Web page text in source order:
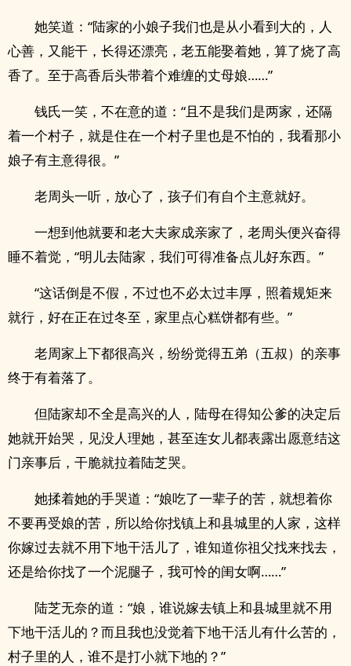
她笑道：“陆家的小娘子我们也是从小看到大的，人
心善，又能干，长得还漂亮，老五能娶着她，算了烧了高
香了。至于高香后头带着个难缠的丈母娘……”
钱氏一笑，不在意的道：“且不是我们是两家，还隔
着一个村子，就是住在一个村子里也是不怕的，我看那小
娘子有主意得很。”
老周头一听，放心了，孩子们有自个主意就好。
一想到他就要和老大夫家成亲家了，老周头便兴奋得
睡不着觉，“明儿去陆家，我们可得准备点儿好东西。”
“这话倒是不假，不过也不必太过丰厚，照着规矩来
就行，好在正在过冬至，家里点心糕饼都有些。”
老周家上下都很高兴，纷纷觉得五弟（五叔）的亲事
终于有着落了。
但陆家却不全是高兴的人，陆母在得知公爹的决定后
她就开始哭，见没人理她，甚至连女儿都表露出愿意结这
门亲事后，干脆就拉着陆芝哭。
她揉着她的手哭道：“娘吃了一辈子的苦，就想着你
不要再受娘的苦，所以给你找镇上和县城里的人家，这样
你嫁过去就不用下地干活儿了，谁知道你祖父找来找去，
还是给你找了一个泥腿子，我可怜的闺女啊……”
陆芝无奈的道：“娘，谁说嫁去镇上和县城里就不用
下地干活儿的？而且我也没觉着下地干活儿有什么苦的，
村子里的人，谁不是打小就下地的？”